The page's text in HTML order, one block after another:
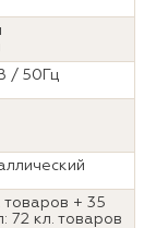
/ 50Гц
товаров + 35
72 кл. товаров